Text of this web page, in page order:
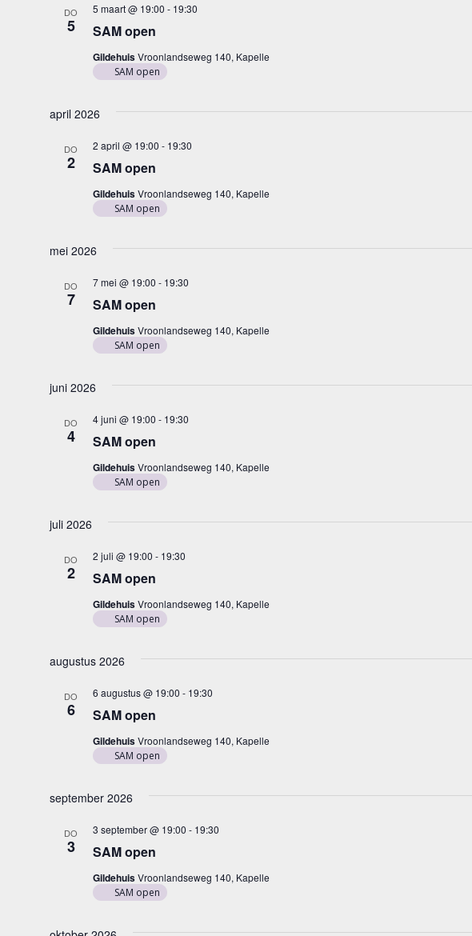
DO
5 SAM open
5 maart @ 19:00 - 19:30
GildehuisVroonlandseweg 140, Kapelle
SAM open
april 2026
DO
2 SAM open
2 april @ 19:00 - 19:30
GildehuisVroonlandseweg 140, Kapelle
SAM open
mei 2026
DO
7 SAM open
7 mei @ 19:00 - 19:30
GildehuisVroonlandseweg 140, Kapelle
SAM open
juni 2026
DO
4 SAM open
4 juni @ 19:00 - 19:30
GildehuisVroonlandseweg 140, Kapelle
SAM open
juli 2026
DO
2 SAM open
2 juli @ 19:00 - 19:30
GildehuisVroonlandseweg 140, Kapelle
SAM open
augustus 2026
DO
6 SAM open
6 augustus @ 19:00 - 19:30
GildehuisVroonlandseweg 140, Kapelle
SAM open
september 2026
DO
3 SAM open
3 september @ 19:00 - 19:30
GildehuisVroonlandseweg 140, Kapelle
SAM open